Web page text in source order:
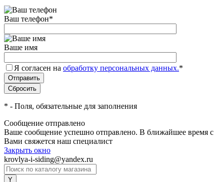
Ваш телефон*
Ваше имя
Я согласен на обработку персональных данных.*
* - Поля, обязательные для заполнения
Сообщение отправлено
Ваше сообщение успешно отправлено. В ближайшее время с
Вами свяжется наш специалист
Закрыть окно
krovlya-i-siding@yandex.ru